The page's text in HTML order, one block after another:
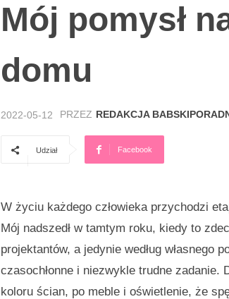
Mój pomysł
domu
2022-05-12 PRZEZ REDAKCJA
Udział Facebook
W życiu każdego człowieka przychodzi
Mój nadszedł w tamtym roku, kiedy to
projektantów, a jedynie według własnego
czasochłonne i niezwykle trudne
koloru ścian, po meble i oświetlenie, że